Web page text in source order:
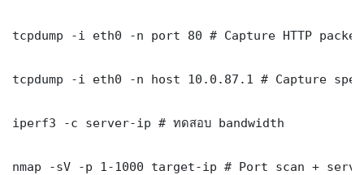
tcpdump -i eth0 -n port 80 # Capture HTTP
tcpdump -i eth0 -n host 10.0.87.1 # Capture
iperf3 -c server-ip # ทดสอบ bandwidth
nmap -sV -p 1-1000 target-ip # Port scan +